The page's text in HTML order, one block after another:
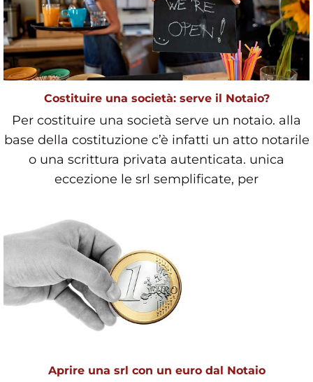
Costituire una società: serve il Notaio?
Per costituire una società serve un notaio. alla
base della costituzione c’è infatti un atto notarile
o una scrittura privata autenticata. unica
eccezione le srl semplificate, per
Aprire una srl con un euro dal Notaio